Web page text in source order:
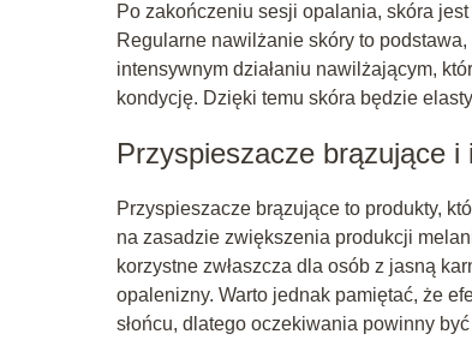
Po zakończeniu sesji opalania, skóra
Regularne nawilżanie skóry to
intensywnym działaniu nawilżającym,
kondycję. Dzięki temu skóra będzie
Przyspieszacze brązujące i
Przyspieszacze brązujące to produkty,
na zasadzie zwiększenia produkcji
korzystne zwłaszcza dla osób z jasną
opalenizny. Warto jednak pamiętać, że
słońcu, dlatego oczekiwania powinny